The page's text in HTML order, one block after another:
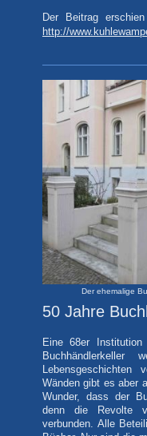
Der Beitrag
http://
Der ehemalige
50 Jahre
Eine 68er
Wänden gibt es aber
Wunder, dass der
denn die Revolte
verbunden. Alle